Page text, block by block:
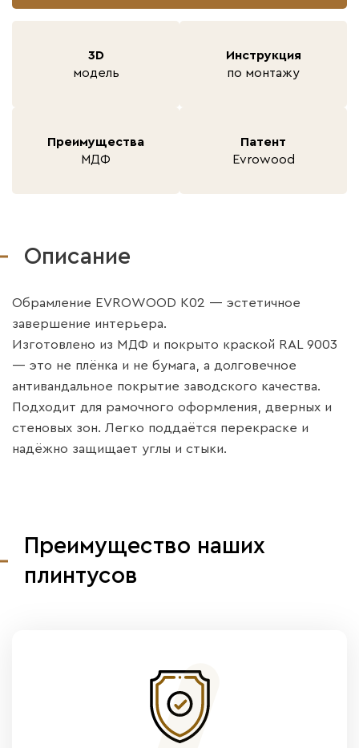
3D
модель
Инструкция
по монтажу
Преимущества
МДФ
Патент
Evrowood
Описание
Обрамление EVROWOOD K02 — эстетичное
завершение интерьера.
Изготовлено из МДФ и покрыто краской RAL 9003
— это не плёнка и не бумага, а долговечное
антивандальное покрытие заводского качества.
Подходит для рамочного оформления, дверных и
стеновых зон. Легко поддаётся перекраске и
надёжно защищает углы и стыки.
Преимущество наших
плинтусов